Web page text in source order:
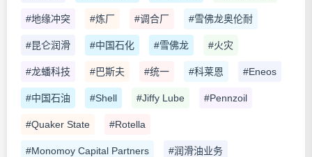
#地缘冲突 #炼厂 #调合厂 #雪佛龙奥伦耐
#昆仑润滑 #中国石化 #雪佛龙 #火灾
#龙蟠科技 #巴斯夫 #统一 #科莱恩 #Eneos
#中国石油 #Shell #Jiffy Lube #Pennzoil
#Quaker State #Rotella
#Monomoy Capital Partners #润滑油业务